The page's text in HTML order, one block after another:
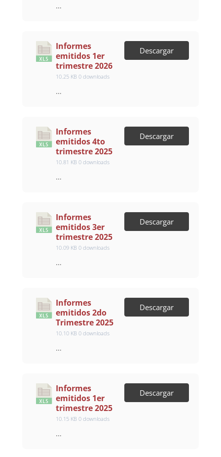
…
Informes
emitidos 1er
trimestre 2026
10.25 KB 0 downloads
…
Descargar
Informes
emitidos 4to
trimestre 2025
10.81 KB 0 downloads
…
Descargar
Informes
emitidos 3er
trimestre 2025
10.09 KB 0 downloads
…
Descargar
Informes
emitidos 2do
Trimestre 2025
10.10 KB 0 downloads
…
Descargar
Informes
emitidos 1er
trimestre 2025
10.15 KB 0 downloads
…
Descargar